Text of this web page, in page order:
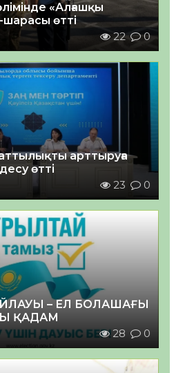
«Алғашқы
шарасы өтті
22 0
арттыруға
өтті
23 0
– ЕЛ БОЛАШАҒЫ
ҚАДАМ
28 0